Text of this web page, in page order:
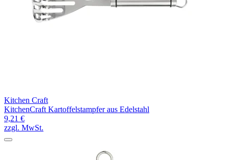
Kitchen Craft
KitchenCraft Kartoffelstampfer aus Edelstahl
9,21 €
zzgl. MwSt.